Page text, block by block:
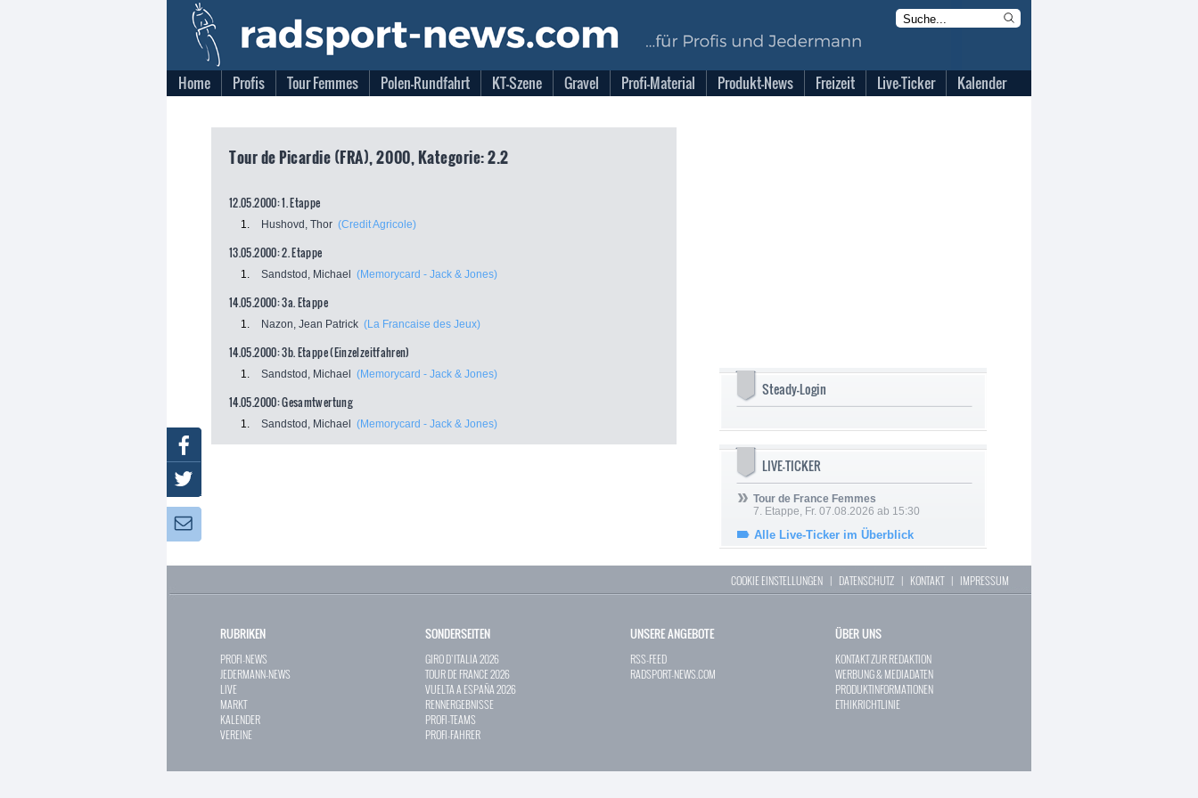
Home Profis Tour Femmes Polen-Rundfahrt KT-Szene Gravel Profi-Material Produkt-News Freizeit Live-Ticker Kalender
Tour de Picardie (FRA), 2000, Kategorie: 2.2
12.05.2000: 1. Etappe
1. Hushovd, Thor (Credit Agricole)
13.05.2000: 2. Etappe
1. Sandstod, Michael (Memorycard - Jack & Jones)
14.05.2000: 3a. Etappe
1. Nazon, Jean Patrick (La Francaise des Jeux)
14.05.2000: 3b. Etappe (Einzelzeitfahren)
1. Sandstod, Michael (Memorycard - Jack & Jones)
14.05.2000: Gesamtwertung
1. Sandstod, Michael (Memorycard - Jack & Jones)
Steady-Login
LIVE-TICKER
Tour de France Femmes
7. Etappe, Fr. 07.08.2026 ab 15:30
Alle Live-Ticker im Überblick
Facebook
COOKIE EINSTELLUNGEN | DATENSCHUTZ | KONTAKT| IMPRESSUM
RUBRIKEN
PROFI-NEWS
JEDERMANN-NEWS
LIVE
MARKT
KALENDER
VEREINE
SONDERSEITEN
GIRO D`ITALIA 2026
TOUR DE FRANCE 2026
VUELTA A ESPAÑA 2026
RENNERGEBNISSE
PROFI-TEAMS
PROFI-FAHRER
UNSERE ANGEBOTE
RSS-FEED
RADSPORT-NEWS.COM
ÜBER UNS
KONTAKT ZUR REDAKTION
WERBUNG & MEDIADATEN
PRODUKTINFORMATIONEN
ETHIKRICHTLINIE